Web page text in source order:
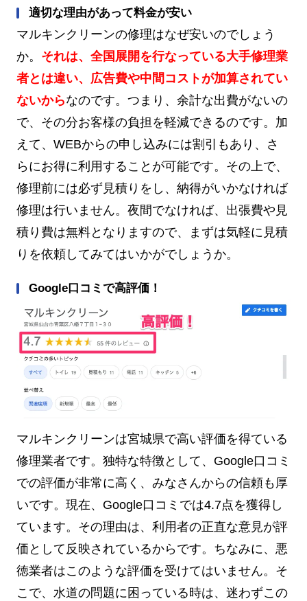
適切な理由があって料金が安い
マルキンクリーンの修理はなぜ安いのでしょう
か。 それは、全国展開を行なっている大手修理業
者とは違い、広告費や中間コストが加算されてい
ないからなのです。つまり、余計な出費がないの
で、その分お客様の負担を軽減できるのです。加
えて、WEBからの申し込みには割引もあり、さ
らにお得に利用することが可能です。その上で、
修理前には必ず見積りをし、納得がいかなければ
修理は行いません。夜間でなければ、出張費や見
積り費は無料となりますので、まずは気軽に見積
りを依頼してみてはいかがでしょうか。
Google口コミで高評価！
マルキンクリーンは宮城県で高い評価を得ている
修理業者です。独特な特徴として、Google口コミ
での評価が非常に高く、みなさんからの信頼も厚
いです。現在、Google口コミでは4.7点を獲得し
ています。その理由は、利用者の正直な意見が評
価として反映されているからです。ちなみに、悪
徳業者はこのような評価を受けてはいません。そ
こで、水道の問題に困っている時は、迷わずこの